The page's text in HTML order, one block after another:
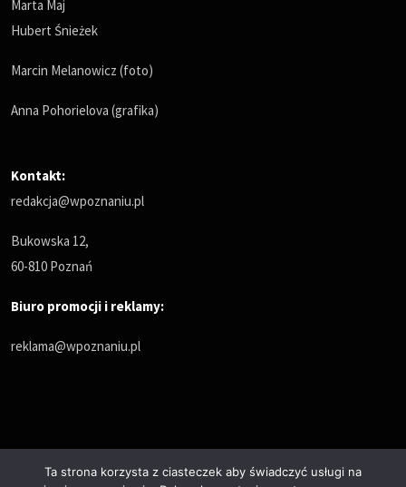
Marta Maj
Hubert Śnieżek
Marcin Melanowicz (foto)
Anna Pohorielova (grafika)
Kontakt:
redakcja@wpoznaniu.pl
Bukowska 12,
60-810 Poznań
Biuro promocji i reklamy:
reklama@wpoznaniu.pl
Ta strona korzysta z ciasteczek aby świadczyć usługi na